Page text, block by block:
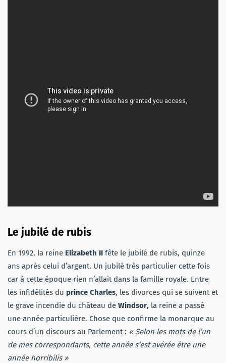
Le jubilé de rubis
En 1992, la reine Elizabeth II fête le jubilé de rubis, quinze
ans après celui d’argent. Un jubilé très particulier cette fois
car à cette époque rien n’allait dans la famille royale. Entre
les infidélités du prince Charles, les divorces qui se suivent et
le grave incendie du château de Windsor, la reine a passé
une année particulière. Chose que confirme la monarque au
cours d’un discours au Parlement : « Selon les mots de l’un
de mes correspondants, cette année s’est avérée être une
année horribilis »